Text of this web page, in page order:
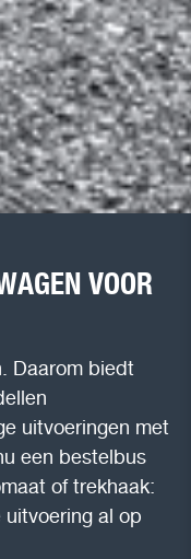
VOOR
Daarom biedt
uitvoeringen met
een bestelbus
of trekhaak:
al op